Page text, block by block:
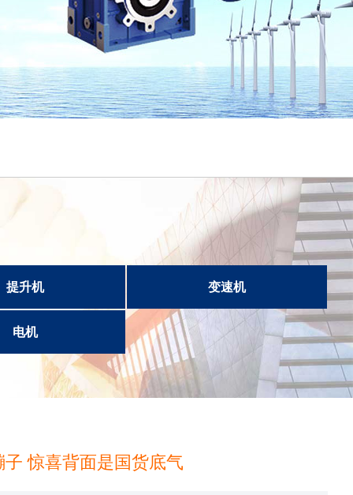
提升机 变速机
电机
惊喜背面是国货底气